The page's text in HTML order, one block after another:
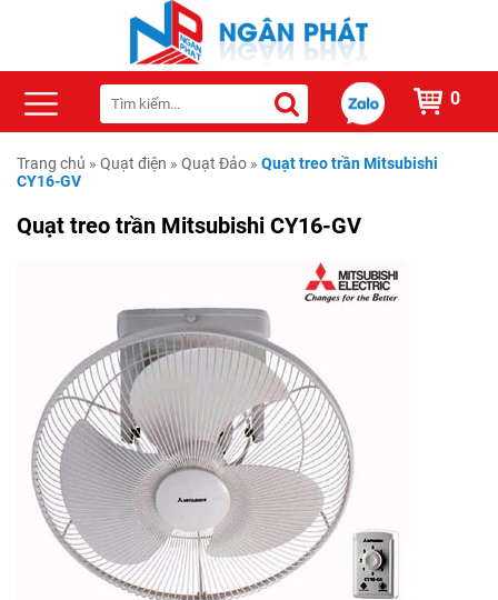
0
Trang chủ » Quạt điện » Quạt Đảo » Quạt treo trần Mitsubishi
CY16-GV
Quạt treo trần Mitsubishi CY16-GV